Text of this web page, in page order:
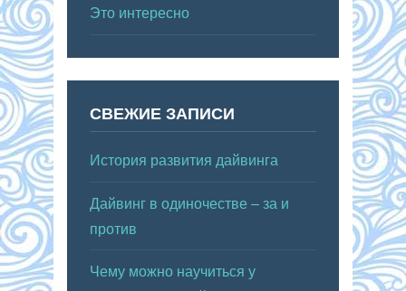
Это интересно
СВЕЖИЕ ЗАПИСИ
История развития дайвинга
Дайвинг в одиночестве – за и
против
Чему можно научиться у